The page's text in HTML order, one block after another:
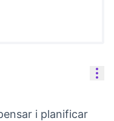
i planificar